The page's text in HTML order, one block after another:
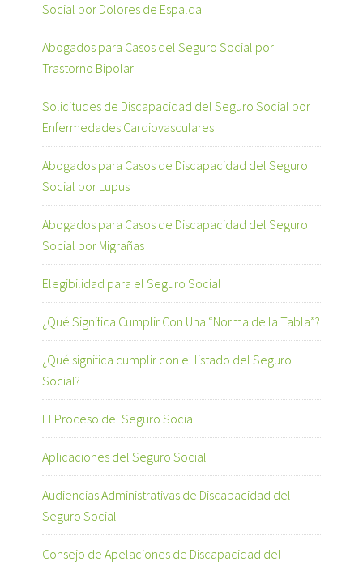
Social por Dolores de Espalda
Abogados para Casos del Seguro Social por
Trastorno Bipolar
Solicitudes de Discapacidad del Seguro Social por
Enfermedades Cardiovasculares
Abogados para Casos de Discapacidad del Seguro
Social por Lupus
Abogados para Casos de Discapacidad del Seguro
Social por Migrañas
Elegibilidad para el Seguro Social
¿Qué Significa Cumplir Con Una “Norma de la Tabla”?
¿Qué significa cumplir con el listado del Seguro
Social?
El Proceso del Seguro Social
Aplicaciones del Seguro Social
Audiencias Administrativas de Discapacidad del
Seguro Social
Consejo de Apelaciones de Discapacidad del